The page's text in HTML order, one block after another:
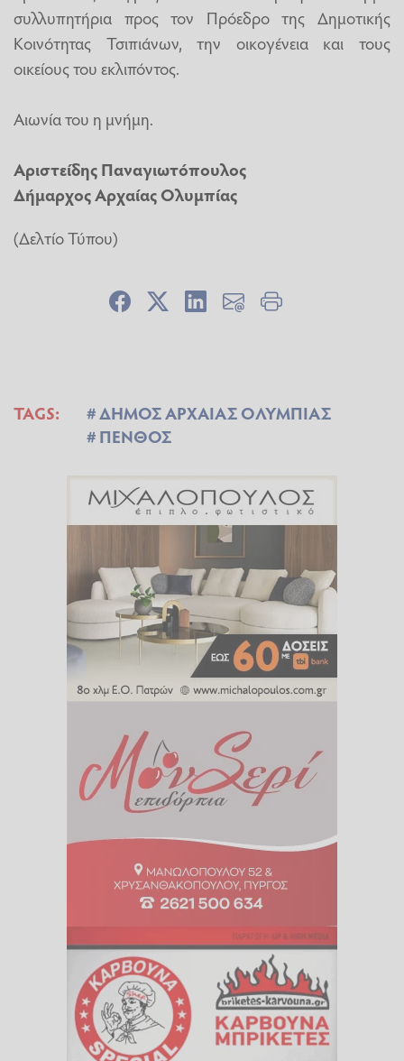
συλλυπητήρια προς τον Πρόεδρο της Δημοτικής
Κοινότητας Τσιπιάνων, την οικογένεια και τους
οικείους του εκλιπόντος.
Αιωνία του η μνήμη.
Αριστείδης Παναγιωτόπουλος
Δήμαρχος Αρχαίας Ολυμπίας
(Δελτίο Τύπου)
TAGS:
ΔΗΜΟΣ ΑΡΧΑΙΑΣ ΟΛΥΜΠΙΑΣ
ΠΕΝΘΟΣ